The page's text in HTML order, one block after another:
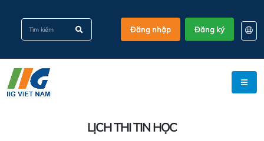
Đăng nhập Đăng ký
EN
KO
VI
LỊCH THI TIN HỌC